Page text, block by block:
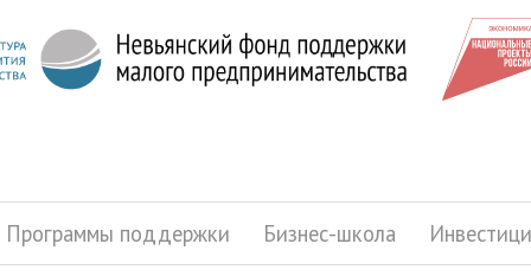
Программы поддержки Бизнес-школа